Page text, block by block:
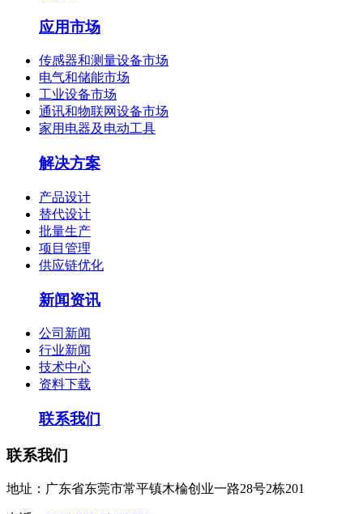
应用市场
传感器和测量设备市场
电气和储能市场
工业设备市场
通讯和物联网设备市场
家用电器及电动工具
解决方案
产品设计
替代设计
批量生产
项目管理
供应链优化
新闻资讯
公司新闻
行业新闻
技术中心
资料下载
联系我们
联系我们
地址：广东省东莞市常平镇木棆创业一路28号2栋201